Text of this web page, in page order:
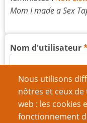
Nous utilisons
nôtres et ceux de
web : les cookies
fonctionnement
Mom I made a Sex
Nom d'utilisateur
Mot de passe